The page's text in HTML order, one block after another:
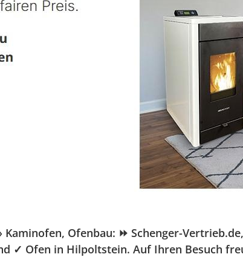
Kaminofen, Ofenbau: ⏩ Schenger-
✓ Ofen in Hilpoltstein. Auf Ihren Besuch